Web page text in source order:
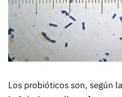
Los probióticos son, según